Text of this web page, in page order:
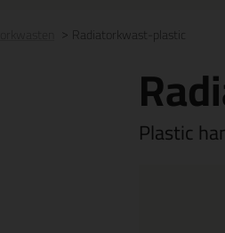
Radiatorkwast-plastic
Plastic